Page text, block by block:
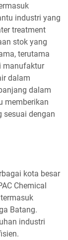
industri yang
treatment
stok yang
terutama
manufaktur
dalam
dalam
memberikan
sesuai dengan
kota besar
Chemical
Batang.
industri